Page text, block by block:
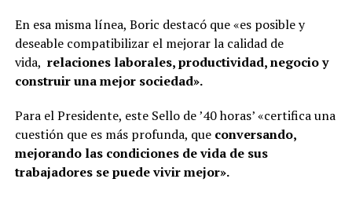
En esa misma línea, Boric destacó que «es posible y
deseable compatibilizar el mejorar la calidad de
vida, relaciones laborales, productividad, negocio y
construir una mejor sociedad».
Para el Presidente, este Sello de ’40 horas’ «certifica una
cuestión que es más profunda, que conversando,
mejorando las condiciones de vida de sus
trabajadores se puede vivir mejor».